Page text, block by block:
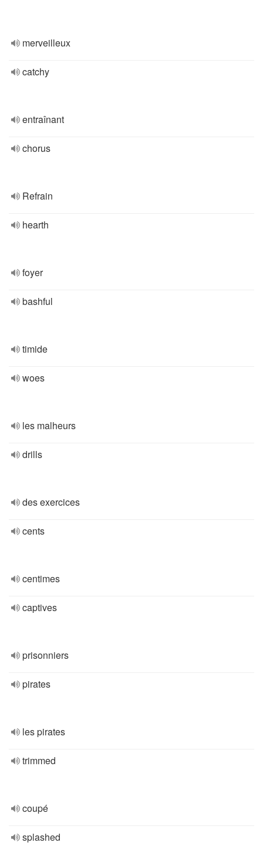
merveilleux
catchy
entraînant
chorus
Refrain
hearth
foyer
bashful
timide
woes
les malheurs
drills
des exercices
cents
centimes
captives
prisonniers
pirates
les pirates
trimmed
coupé
splashed